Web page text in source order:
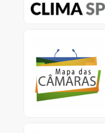
climáticas.
Informações sobre Gasto
com pessoal e custeio
no Legislativo nos
municípios.